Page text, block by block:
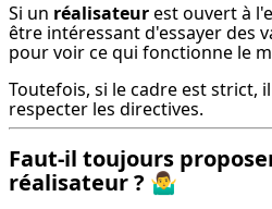
Si un réalisateur est ouvert à
être intéressant d'essayer des
pour voir ce qui fonctionne le
Toutefois, si le cadre est strict,
respecter les directives.
Faut-il toujours
réalisateur ? 🤷‍♂️